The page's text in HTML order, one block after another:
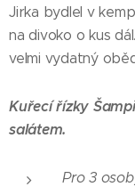
Jirka bydlel v
na divoko o kus
velmi vydatný
Kuřecí řízky
salátem.
Pro 3